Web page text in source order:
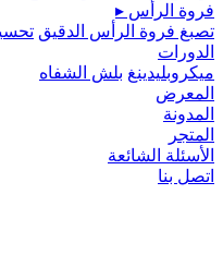
فروة الرأس ▸
تصبغ فروة الرأس الدقيق
الدورات
ميكروبلیدينغ بلش الشفاه
المعرض
المدونة
المتجر
الأسئلة الشائعة
اتصل بنا